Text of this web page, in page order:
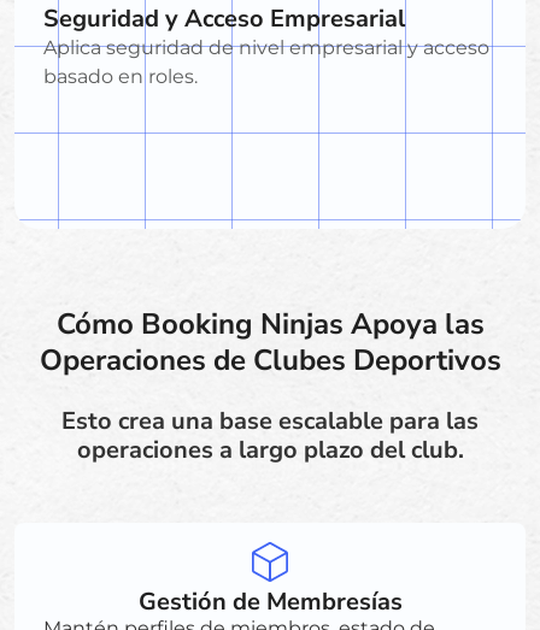
Seguridad y Acceso Empresarial
Aplica seguridad de nivel empresarial y acceso
basado en roles.
Cómo Booking Ninjas Apoya las
Operaciones de Clubes Deportivos
Esto crea una base escalable para las
operaciones a largo plazo del club.
Gestión de Membresías